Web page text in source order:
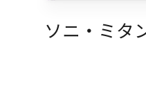
ソニ・ミタ